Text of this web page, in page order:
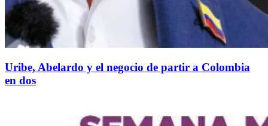
Uribe, Abelardo y el negocio de partir a Colombia
en dos